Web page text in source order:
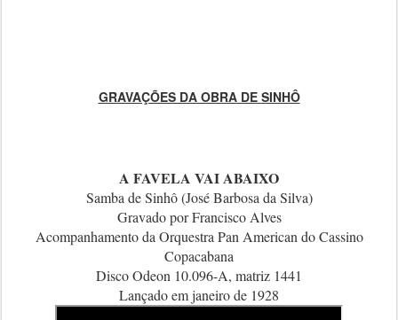
GRAVAÇÕES DA OBRA DE SINHÔ
A FAVELA VAI ABAIXO
Samba de Sinhô (José Barbosa da Silva)
Gravado por Francisco Alves
Acompanhamento da Orquestra Pan American do Cassino
Copacabana
Disco Odeon 10.096-A, matriz 1441
Lançado em janeiro de 1928